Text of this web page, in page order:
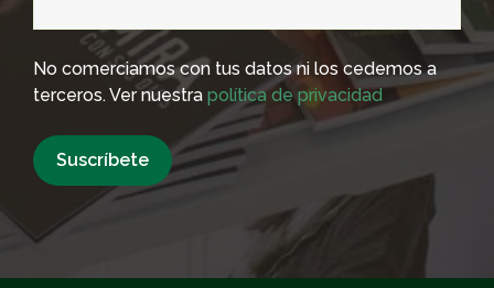
No comerciamos con tus datos ni los cedemos a
terceros. Ver nuestra política de privacidad